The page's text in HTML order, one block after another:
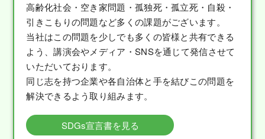
高齢化社会・空き家問題・孤独死・孤立死・自殺・
引きこもりの問題など多くの課題がございます。
当社はこの問題を少しでも多くの皆様と共有できる
よう、講演会やメディア・SNSを通じて発信させて
いただいております。
同じ志を持つ企業や各自治体と手を結びこの問題を
解決できるよう取り組みます。
SDGs宣言書を見る